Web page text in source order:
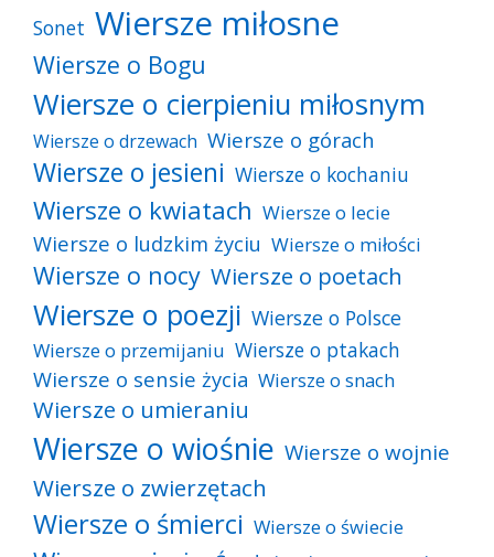
Sonet Wiersze miłosne
Wiersze o Bogu
Wiersze o cierpieniu miłosnym
Wiersze o drzewach Wiersze o górach
Wiersze o jesieni Wiersze o kochaniu
Wiersze o kwiatach Wiersze o lecie
Wiersze o ludzkim życiu Wiersze o miłości
Wiersze o nocy Wiersze o poetach
Wiersze o poezji Wiersze o Polsce
Wiersze o przemijaniu Wiersze o ptakach
Wiersze o sensie życia Wiersze o snach
Wiersze o umieraniu
Wiersze o wiośnie Wiersze o wojnie
Wiersze o zwierzętach
Wiersze o śmierci Wiersze o świecie